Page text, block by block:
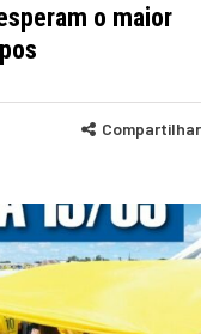
o maior
Compartilhar